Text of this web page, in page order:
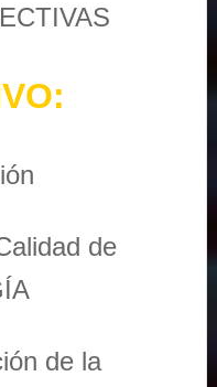
de
de la